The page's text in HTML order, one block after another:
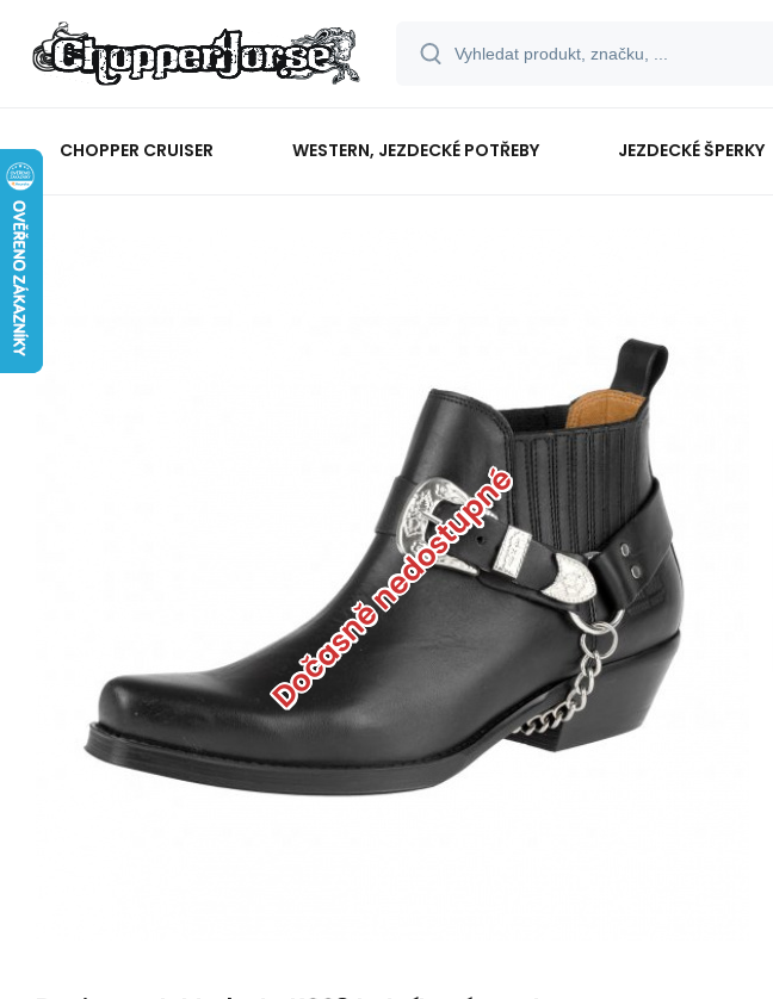
CHOPPER CRUISER WESTERN, JEZDECKÉ POTŘEBY JEZDECKÉ ŠPERKY
Dočasně nedostupné